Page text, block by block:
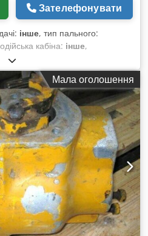
Зателефонувати
інше, тип пального:
кабіна: інше,
Мала оголошення